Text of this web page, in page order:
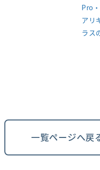
Pro
アリ
ラス
一覧ページへ戻